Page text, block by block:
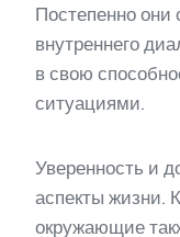
Постепенно они
внутреннего
в свою
ситуациями.
Уверенность и
аспекты жизни.
окружающие